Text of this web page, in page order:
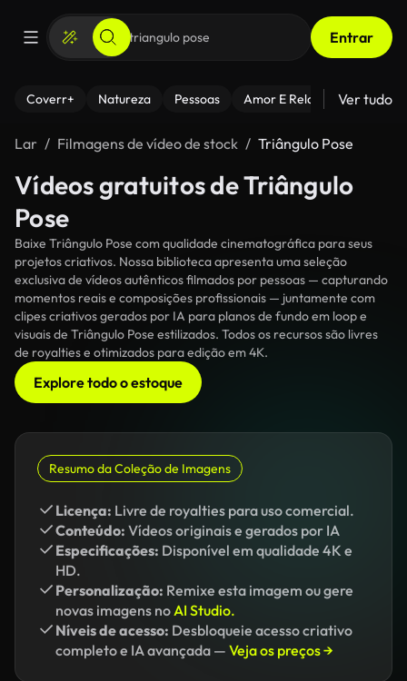
Entrar
Coverr+ Natureza Pessoas Amor E Relacionamentos
Ver tudo
Lar Filmagens de vídeo de stock Triângulo Pose
Vídeos gratuitos de Triângulo
Pose
Baixe Triângulo Pose com qualidade cinematográfica para seus
projetos criativos. Nossa biblioteca apresenta uma seleção
exclusiva de vídeos autênticos filmados por pessoas — capturando
momentos reais e composições profissionais — juntamente com
clipes criativos gerados por IA para planos de fundo em loop e
visuais de Triângulo Pose estilizados. Todos os recursos são livres
de royalties e otimizados para edição em 4K.
Explore todo o estoque
Resumo da Coleção de Imagens
Licença: Livre de royalties para uso comercial.
Conteúdo: Vídeos originais e gerados por IA
Especificações: Disponível em qualidade 4K e
HD.
Personalização: Remixe esta imagem ou gere
novas imagens noAI Studio.
Níveis de acesso: Desbloqueie acesso criativo
completo e IA avançada — Veja os preços →